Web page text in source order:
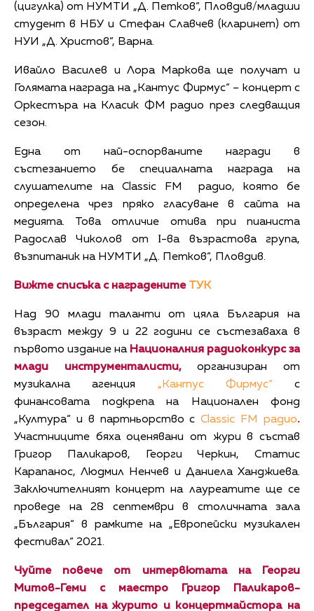
(цигулка) от НУМТИ „Д. Петков“, Пловдив/младши
студент в НБУ и Стефан Славчев (кларинет) от
НУИ „Д. Христов“, Варна.
Ивайло Василев и Лора Маркова ще получат и
Голямата награда на „Кантус Фирмус“ – концерт с
Оркестъра на Класик ФМ радио през следващия
сезон.
Една от най-оспорваните награди в
състезанието бе специалната награда на
слушателите на Classic FM радио, която бе
определена чрез пряко гласуване в сайта на
медията. Това отличие отива при пианиста
Радослав Чиколов от І-ва възрастова група,
възпитаник на НУМТИ „Д. Петков“, Пловдив.
Вижте списъка с наградените ТУК
Над 90 млади таланти от цяла България на
възраст между 9 и 22 години се състезаваха в
първото издание на Националния радиоконкурс за
млади инструменталисти,организиран от
музикална агенция „Кантус Фирмус“ с
финансовата подкрепа на Национален фонд
„Култура“ и в партньорство сClassic FM радио.
Участниците бяха оценявани от жури в състав
Григор Паликаров, Георги Черкин, Статис
Карапанос, Людмил Ненчев и Даниела Ханджиева.
Заключителният концерт на лауреатите ще се
проведе на 28 септември в столичната зала
„България“ в рамките на „Европейски музикален
фестивал“ 2021.
Чуйте повече от интервютата на Георги
Митов-Геми с маестро Григор Паликаров-
председател на журито и концертмайстора на